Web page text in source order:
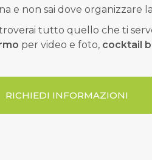
e non sai dove organizzare
tutto quello che ti
per video e foto, cocktail
RICHIEDI INFORMAZIONI